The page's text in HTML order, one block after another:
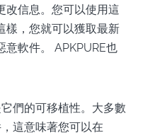
改信息。您可以使用這
樣，您就可以獲取最新
意軟件。 APKPURE也
們的可移植性。大多數
這意味著您可以在